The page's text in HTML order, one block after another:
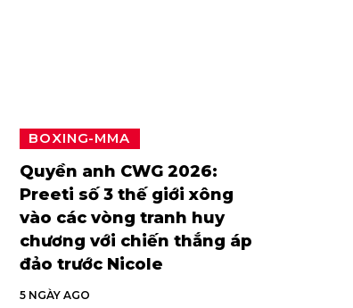
BOXING-MMA
Quyền anh CWG 2026:
Preeti số 3 thế giới xông
vào các vòng tranh huy
chương với chiến thắng áp
đảo trước Nicole
5 NGÀY AGO